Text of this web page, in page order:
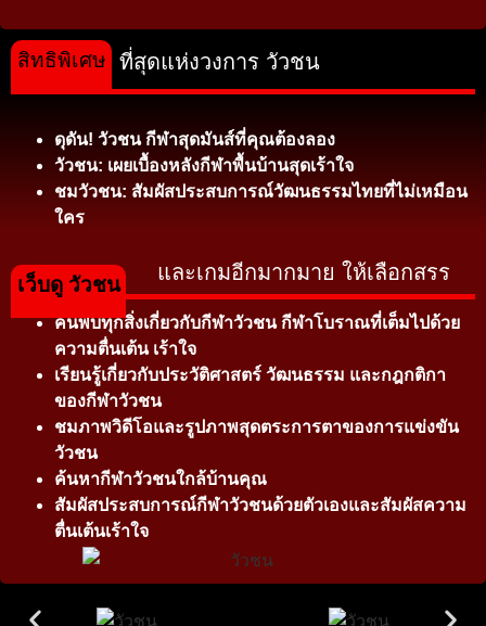
ที่สุดแห่งวงการ วัวชน
ดุดัน! วัวชน กีฬาสุดมันส์ที่คุณต้องลอง
วัวชน: เผยเบื้องหลังกีฬาพื้นบ้านสุดเร้าใจ
ชมวัวชน: สัมผัสประสบการณ์วัฒนธรรมไทยที่ไม่เหมือน
ใคร
สิทธิพิเศษ
และเกมอีกมากมาย ให้เลือกสรร
ค้นพบทุกสิ่งเกี่ยวกับกีฬาวัวชน กีฬาโบราณที่เต็มไปด้วย
ความตื่นเต้น เร้าใจ
เรียนรู้เกี่ยวกับประวัติศาสตร์ วัฒนธรรม และกฎกติกา
ของกีฬาวัวชน
ชมภาพวิดีโอและรูปภาพสุดตระการตาของการแข่งขัน
วัวชน
ค้นหากีฬาวัวชนใกล้บ้านคุณ
สัมผัสประสบการณ์กีฬาวัวชนด้วยตัวเองและสัมผัสความ
ตื่นเต้นเร้าใจ
เว็บดู วัวชน